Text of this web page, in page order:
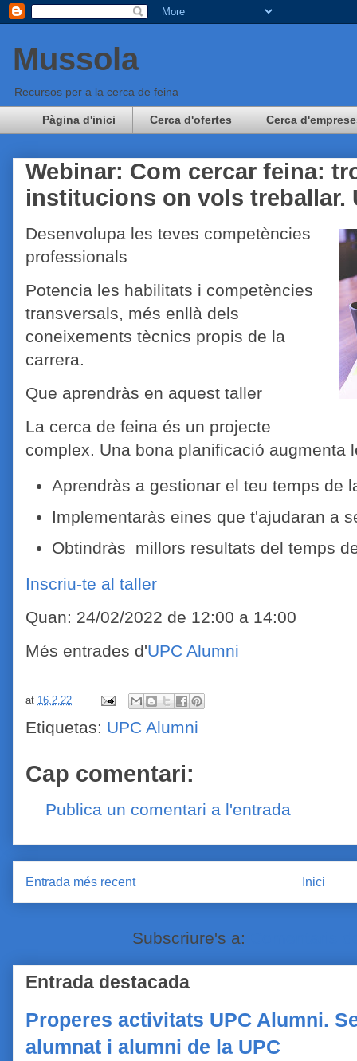
Mussola
Recursos per a la cerca de feina
Pàgina d'inici Cerca d'ofertes Cerca
Webinar: Com cercar feina:
institucions on vols treballar.
Desenvolupa les teves competències
professionals
Potencia les habilitats i competències
transversals, més enllà dels
coneixements tècnics propis de la
carrera.
Que aprendràs en aquest taller
La cerca de feina és un projecte
complex. Una bona planificació augmenta
Aprendràs a gestionar el teu temps de
Implementaràs eines que t'ajudaran a
Obtindràs millors resultats del temps
Inscriu-te al taller
Quan: 24/02/2022 de 12:00 a 14:00
Més entrades d'UPC Alumni
at 16.2.22
Etiquetas: UPC Alumni
Cap comentari:
Publica un comentari a l'entrada
Entrada més recent Inici
Subscriure's a:
Entrada destacada
Properes activitats UPC Alumni.
alumnat i alumni de la UPC